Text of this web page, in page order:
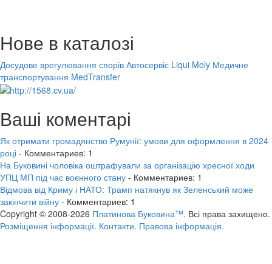
Нове в каталозі
Досудове врегулювання спорів Автосервіс Liqui Moly Медичне
транспортування MedTransfer
Ваші коментарі
Як отримати громадянство Румунії: умови для оформлення в 2024
році - Комментариев: 1
На Буковині чоловіка оштрафували за організацію хресної ходи
УПЦ МП під час воєнного стану - Комментариев: 1
Відмова від Криму і НАТО: Трамп натякнув як Зеленський може
закінчити війну - Комментариев: 1
Copyright © 2008-2026 Платинова Буковина™. Всі права захищено.
Розміщення інформації. Контакти. Правова інформація.